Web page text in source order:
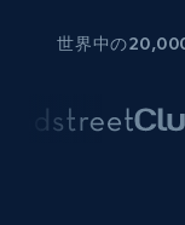
世界中の